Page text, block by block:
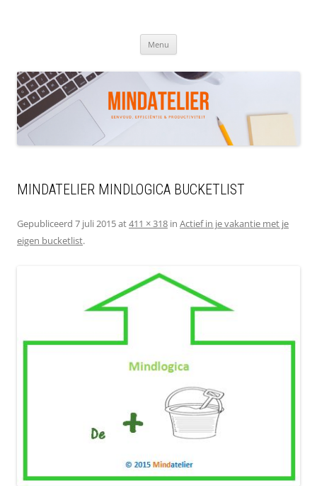
Menu
MINDATELIER MINDLOGICA BUCKETLIST
Gepubliceerd 7 juli 2015at411 × 318 in Actief in je vakantie met je
eigen bucketlist.